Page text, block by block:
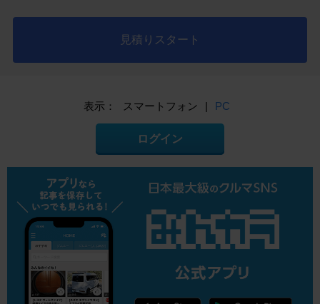
見積りスタート
表示： スマートフォン | PC
ログイン